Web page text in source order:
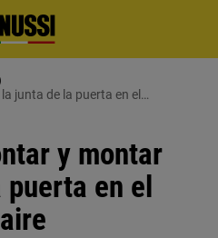
junta de la puerta en el
y montar
en el